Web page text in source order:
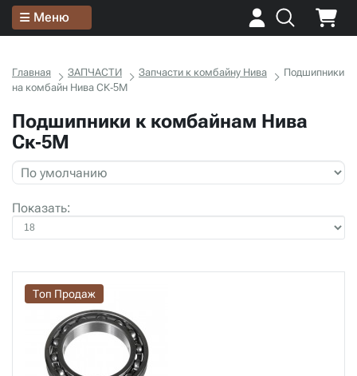
Меню
Главная ЗАПЧАСТИ Запчасти к комбайну Нива
Подшипники
на комбайн Нива СК-5М
Подшипники к комбайнам Нива
Ск-5М
Показать:
Топ Продаж